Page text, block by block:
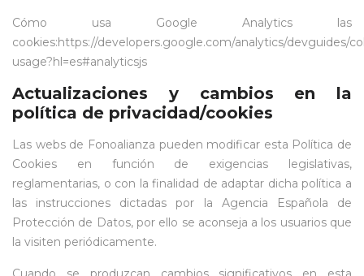
Cómo usa Google Analytics las
cookies:https://developers.google.com/analytics/devguides/
usage?hl=es#analyticsjs
Actualizaciones y cambios en la
política de privacidad/cookies
Las webs de Fonoalianza pueden modificar esta Política de
Cookies en función de exigencias legislativas,
reglamentarias, o con la finalidad de adaptar dicha política a
las instrucciones dictadas por la Agencia Española de
Protección de Datos, por ello se aconseja a los usuarios que
la visiten periódicamente.